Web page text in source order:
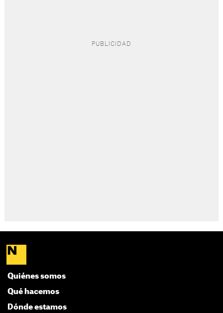
Quiénes somos
Qué hacemos
Dónde estamos